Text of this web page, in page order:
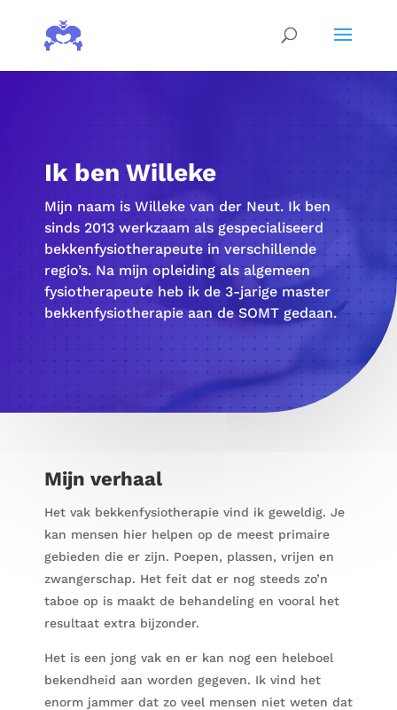
Ik ben Willeke
Mijn naam is Willeke van der Neut. Ik ben
sinds 2013 werkzaam als gespecialiseerd
bekkenfysiotherapeute in verschillende
regio’s. Na mijn opleiding als algemeen
fysiotherapeute heb ik de 3-jarige master
bekkenfysiotherapie aan de SOMT gedaan.
Mijn verhaal
Het vak bekkenfysiotherapie vind ik geweldig. Je
kan mensen hier helpen op de meest primaire
gebieden die er zijn. Poepen, plassen, vrijen en
zwangerschap. Het feit dat er nog steeds zo’n
taboe op is maakt de behandeling en vooral het
resultaat extra bijzonder.
Het is een jong vak en er kan nog een heleboel
bekendheid aan worden gegeven. Ik vind het
enorm jammer dat zo veel mensen niet weten dat